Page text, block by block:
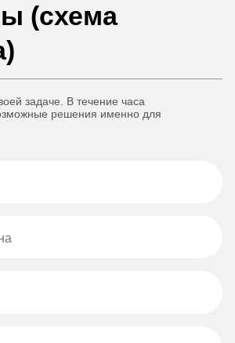
(схема
задаче. В течение часа
решения именно для